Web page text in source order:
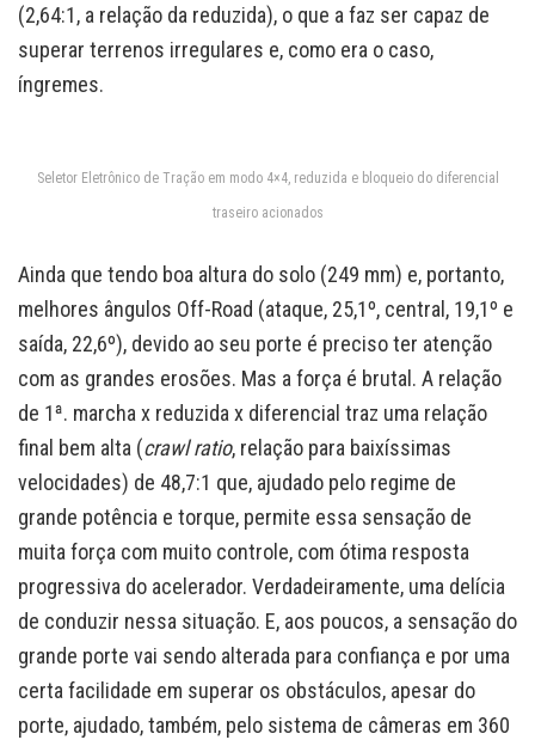
(2,64:1, a relação da reduzida), o que a faz ser capaz de
superar terrenos irregulares e, como era o caso,
íngremes.
Seletor Eletrônico de Tração em modo 4×4, reduzida e bloqueio do diferencial
traseiro acionados
Ainda que tendo boa altura do solo (249 mm) e, portanto,
melhores ângulos Off-Road (ataque, 25,1º, central, 19,1º e
saída, 22,6º), devido ao seu porte é preciso ter atenção
com as grandes erosões. Mas a força é brutal. A relação
de 1ª. marcha x reduzida x diferencial traz uma relação
final bem alta (crawl ratio, relação para baixíssimas
velocidades) de 48,7:1 que, ajudado pelo regime de
grande potência e torque, permite essa sensação de
muita força com muito controle, com ótima resposta
progressiva do acelerador. Verdadeiramente, uma delícia
de conduzir nessa situação. E, aos poucos, a sensação do
grande porte vai sendo alterada para confiança e por uma
certa facilidade em superar os obstáculos, apesar do
porte, ajudado, também, pelo sistema de câmeras em 360